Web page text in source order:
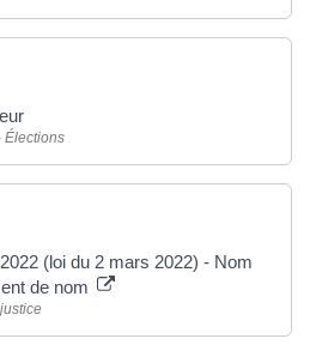
Élections
(loi du 2 mars 2022) - Nom
de nom